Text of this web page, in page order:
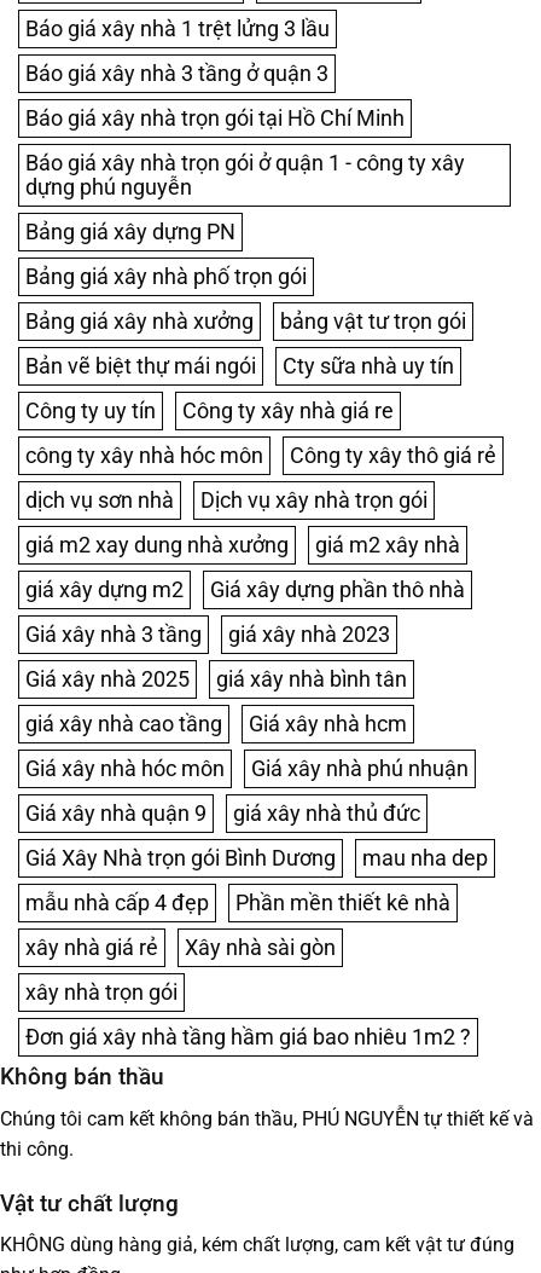
Báo giá xây nhà 1 trệt lửng 3 lầu
Báo giá xây nhà 3 tầng ở quận 3
Báo giá xây nhà trọn gói tại Hồ Chí Minh
Báo giá xây nhà trọn gói ở quận 1 - công ty xây
dựng phú nguyễn
Bảng giá xây dựng PN
Bảng giá xây nhà phố trọn gói
Bảng giá xây nhà xưởng
bảng vật tư trọn gói
Bản vẽ biệt thự mái ngói
Cty sữa nhà uy tín
Công ty uy tín
Công ty xây nhà giá re
công ty xây nhà hóc môn
Công ty xây thô giá rẻ
dịch vụ sơn nhà
Dịch vụ xây nhà trọn gói
giá m2 xay dung nhà xưởng
giá m2 xây nhà
giá xây dựng m2
Giá xây dựng phần thô nhà
Giá xây nhà 3 tầng
giá xây nhà 2023
Giá xây nhà 2025
giá xây nhà bình tân
giá xây nhà cao tầng
Giá xây nhà hcm
Giá xây nhà hóc môn
Giá xây nhà phú nhuận
Giá xây nhà quận 9
giá xây nhà thủ đức
Giá Xây Nhà trọn gói Bình Dương
mau nha dep
mẫu nhà cấp 4 đẹp
Phần mền thiết kê nhà
xây nhà giá rẻ
Xây nhà sài gòn
xây nhà trọn gói
Đơn giá xây nhà tầng hầm giá bao nhiêu 1m2 ?
Không bán thầu
Chúng tôi cam kết không bán thầu, PHÚ NGUYỄN tự thiết kế và
thi công.
Vật tư chất lượng
KHÔNG dùng hàng giả, kém chất lượng, cam kết vật tư đúng